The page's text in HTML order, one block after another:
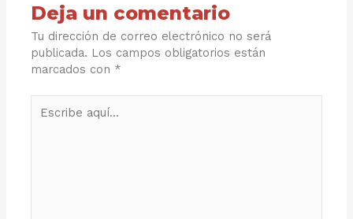
Deja un comentario
Tu dirección de correo electrónico no será
publicada. Los campos obligatorios están
marcados con *
aquí...